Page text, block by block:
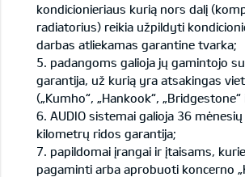
kondicionieriaus kurią nors dalį
radiatorius) reikia užpildyti
darbas atliekamas garantine tvarka;
5. padangoms galioja jų gamintojo
garantija, už kurią yra atsakingas
(„Kumho“, „Hankook“,
6. AUDIO sistemai galioja 36
kilometrų ridos garantija;
7. papildomai įrangai ir įtaisams,
pagaminti arba aprobuoti koncerno